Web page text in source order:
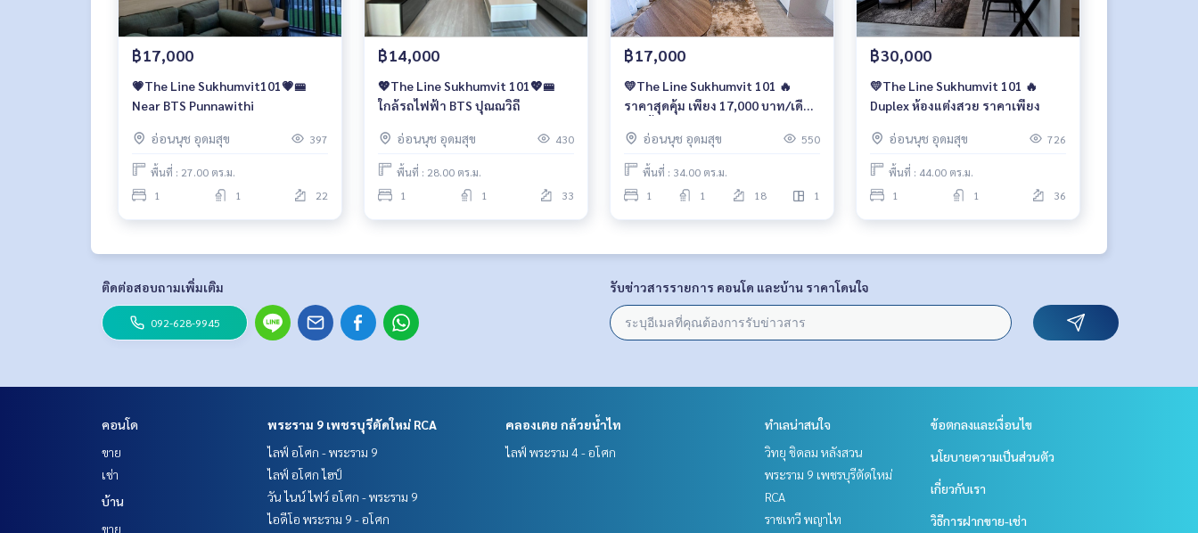
- Mini Big C : 80 ม.
- Marko อุดมสุข : 1.9 กม.
- ร.พ.กล้วยน้ำไท 2 : 1.9 กม.
- Bangkok Mall : 2 กม.
- Century The Movie Plaza : 2.8 กม.
- People Park : 4 กม.
- Gateway เอกมัย : 5 กม.
🥰 Contact
Wechat : TheRealP
โทร092-628-9945
Call082-269-6289Mo for EN/TH
฿17,000
💗The Line Sukhumvit101💗🚝
Near BTS Punnawithi
อ่อนนุช อุดมสุข 397
พื้นที่ : 27.00 ตร.ม.
1
1 22
฿14,000
💖The Line Sukhumvit 101💖🚝
ใกล้รถไฟฟ้า BTS ปุณณวิถี
อ่อนนุช อุดมสุข 430
พื้นที่ : 28.00 ตร.ม.
1
1 33
฿17,000
💛The Line Sukhumvit 101 🔥
ราคาสุดคุ้ม เพียง 17,000 บาท/เดือน
อ่อนนุช อุดมสุข
550
พื้นที่ : 34.00 ตร.ม.
1
1 18 1
฿30,000
💛The Line Sukhumvit 101 🔥
Duplex ห้องแต่งสวย ราคาเพียง
อ่อนนุช อุดมสุข 726
พื้นที่ : 44.00 ตร.ม.
1
1 36
ติดต่อสอบถามเพิ่มเติม
092-628-9945
รับข่าวสารรายการ คอนโด และบ้าน ราคาโดนใจ
คอนโด
ขาย
เช่า
บ้าน
ขาย
พระราม 9 เพชรบุรีตัดใหม่ RCA
ไลฟ์ อโศก - พระราม 9
ไลฟ์ อโศก ไฮป์
วัน ไนน์ ไฟว์ อโศก - พระราม 9
ไอดีโอ พระราม 9 - อโศก
คลองเตย กล้วยน้ำไท
ไลฟ์ พระราม 4 - อโศก
ทำเลน่าสนใจ
วิทยุ ชิดลม หลังสวน
พระราม 9 เพชรบุรีตัดใหม่
RCA
ราชเทวี พญาไท
ข้อตกลงและเงื่อนไข
นโยบายความเป็นส่วนตัว
เกี่ยวกับเรา
วิธีการฝากขาย-เช่า